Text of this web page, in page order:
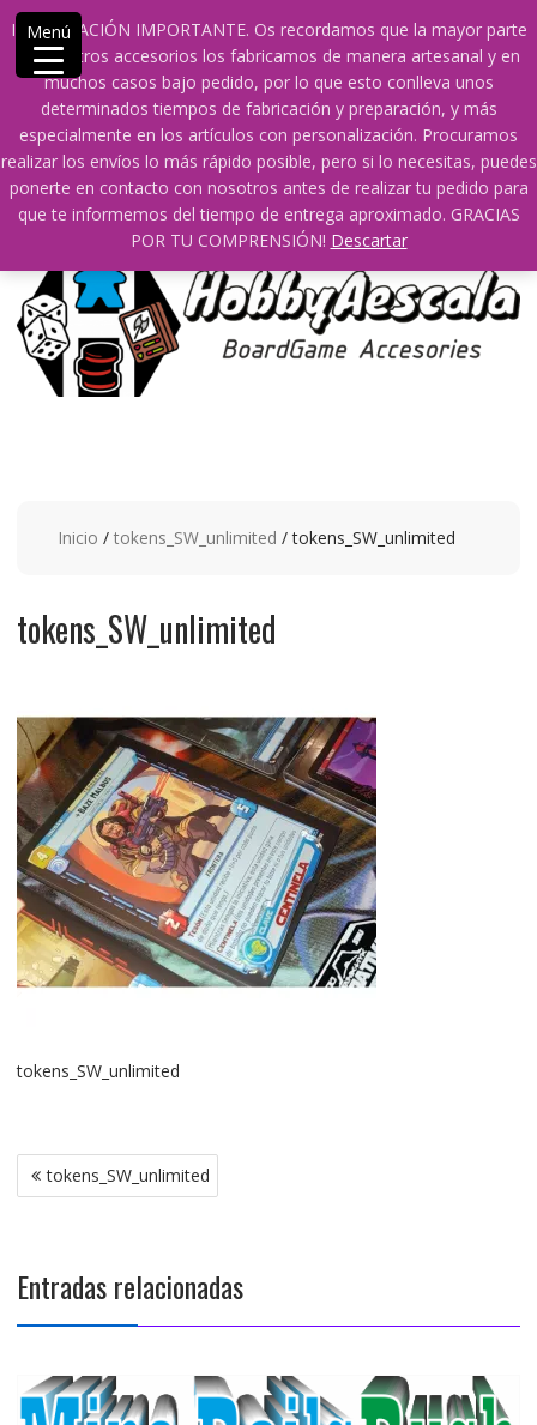
INFORMACIÓN IMPORTANTE. Os recordamos que la mayor parte
de nuestros accesorios los fabricamos de manera artesanal y en
muchos casos bajo pedido, por lo que esto conlleva unos
determinados tiempos de fabricación y preparación, y más
especialmente en los artículos con personalización. Procuramos
realizar los envíos lo más rápido posible, pero si lo necesitas, puedes
ponerte en contacto con nosotros antes de realizar tu pedido para
que te informemos del tiempo de entrega aproximado. GRACIAS
POR TU COMPRENSIÓN! Descartar
Saltar
contenido
609241475 SOLO DE 10:00 a 14:00
info@hobbyaescala.com
San Fernando de Henares
10:00 - 14:00
Mi cuenta
0 0
Inicio / tokens_SW_unlimited / tokens_SW_unlimited
tokens_SW_unlimited
tokens_SW_unlimited
Navegación
de
tokens_SW_unlimited
Entradas relacionadas
Menú